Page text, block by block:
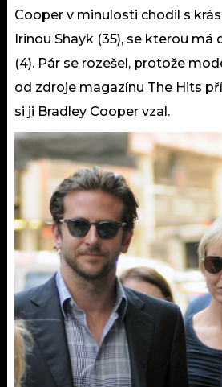
Cooper v minulosti chodil s
Irinou Shayk (35), se kterou má
(4). Pár se rozešel, protože
od zdroje magazínu The Hits
si ji Bradley Cooper vzal.